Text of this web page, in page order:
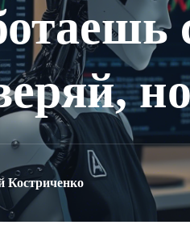
Костриченко